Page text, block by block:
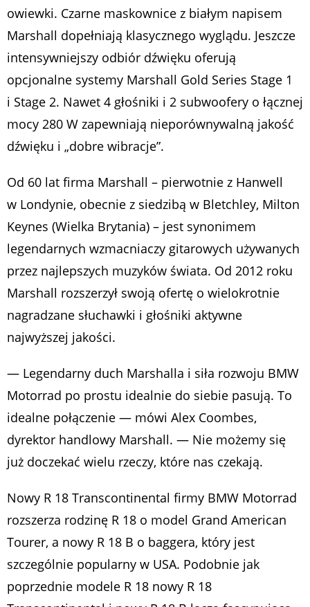
owiewki. Czarne maskownice z białym napisem
Marshall dopełniają klasycznego wyglądu. Jeszcze
intensywniejszy odbiór dźwięku oferują
opcjonalne systemy Marshall Gold Series Stage 1
i Stage 2. Nawet 4 głośniki i 2 subwoofery o łącznej
mocy 280 W zapewniają nieporównywalną jakość
dźwięku i „dobre wibracje”.
Od 60 lat firma Marshall – pierwotnie z Hanwell
w Londynie, obecnie z siedzibą w Bletchley, Milton
Keynes (Wielka Brytania) – jest synonimem
legendarnych wzmacniaczy gitarowych używanych
przez najlepszych muzyków świata. Od 2012 roku
Marshall rozszerzył swoją ofertę o wielokrotnie
nagradzane słuchawki i głośniki aktywne
najwyższej jakości.
— Legendarny duch Marshalla i siła rozwoju BMW
Motorrad po prostu idealnie do siebie pasują. To
idealne połączenie — mówi Alex Coombes,
dyrektor handlowy Marshall. — Nie możemy się
już doczekać wielu rzeczy, które nas czekają.
Nowy R 18 Transcontinental firmy BMW Motorrad
rozszerza rodzinę R 18 o model Grand American
Tourer, a nowy R 18 B o baggera, który jest
szczególnie popularny w USA. Podobnie jak
poprzednie modele R 18 nowy R 18